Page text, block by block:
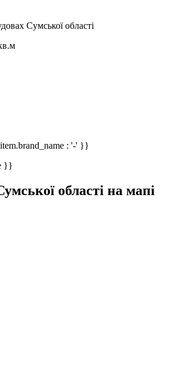
Сумської області
: '-' }}
}}
області на мапі